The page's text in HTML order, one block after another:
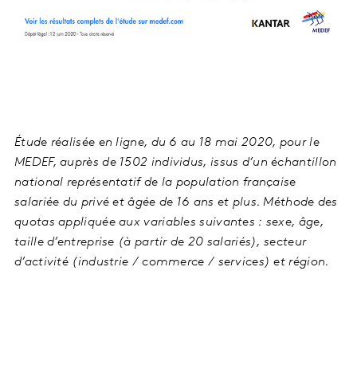
Étude réalisée en ligne, du 6 au 18 mai 2020, pour le
MEDEF, auprès de 1502 individus, issus d’un échantillon
national représentatif de la population française
salariée du privé et âgée de 16 ans et plus. Méthode des
quotas appliquée aux variables suivantes : sexe, âge,
taille d’entreprise (à partir de 20 salariés), secteur
d’activité (industrie / commerce / services) et région.